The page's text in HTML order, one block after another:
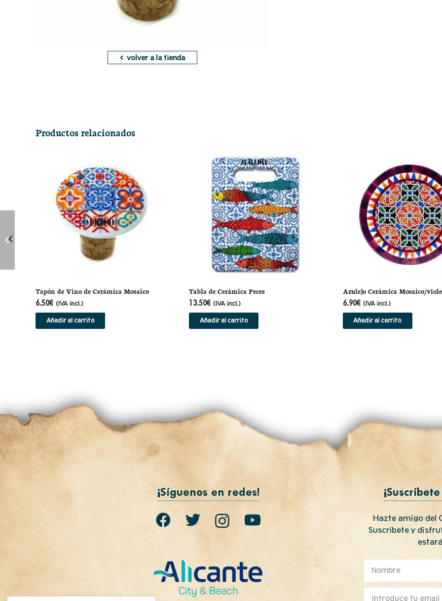
volver a la tienda
Productos relacionados
Tapón de Vino de Cerámica Mosaico
6.50€ (IVA incl.)
Añadir al carrito
Tabla de Cerámica Peces
13.50€ (IVA incl.)
Añadir al carrito
Azulejo Cerámica Mosaico/
6.90€ (IVA incl.)
Añadir al carrito
¡Síguenos en redes!
Hazte amigo del
Suscríbete y